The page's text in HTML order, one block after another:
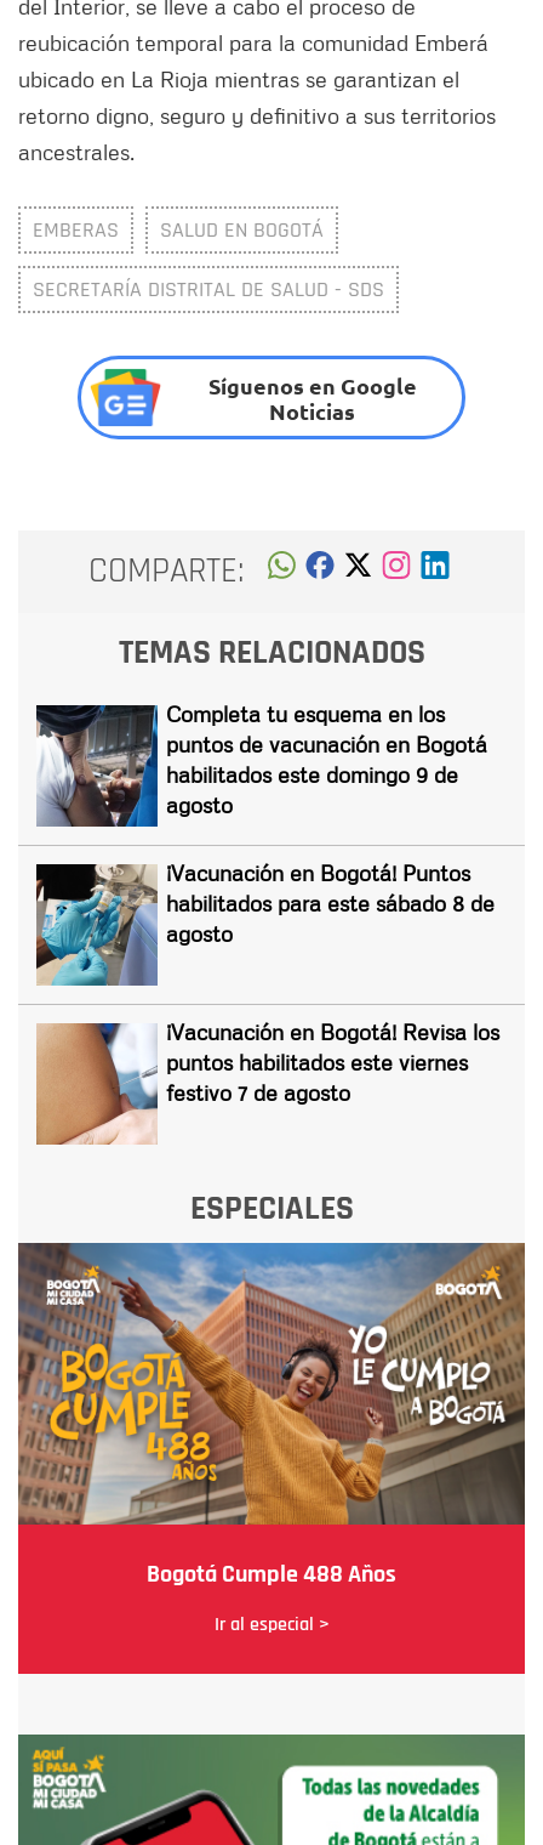
del Interior, se lleve a cabo el proceso de
reubicación temporal para la comunidad Emberá
ubicado en La Rioja mientras se garantizan el
retorno digno, seguro y definitivo a sus territorios
ancestrales.
EMBERAS SALUD EN BOGOTÁ
SECRETARÍA DISTRITAL DE SALUD - SDS
Síguenos en Google
Noticias
COMPARTE:
TEMAS RELACIONADOS
Completa tu esquema en los
puntos de vacunación en Bogotá
habilitados este domingo 9 de
agosto
¡Vacunación en Bogotá! Puntos
habilitados para este sábado 8 de
agosto
¡Vacunación en Bogotá! Revisa los
puntos habilitados este viernes
festivo 7 de agosto
ESPECIALES
Bogotá Cumple 488 Años
Ir al especial >